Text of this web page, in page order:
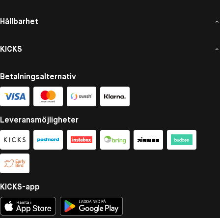
Hållbarhet
KICKS
Betalningsalternativ
Leveransmöjligheter
KICKS-app